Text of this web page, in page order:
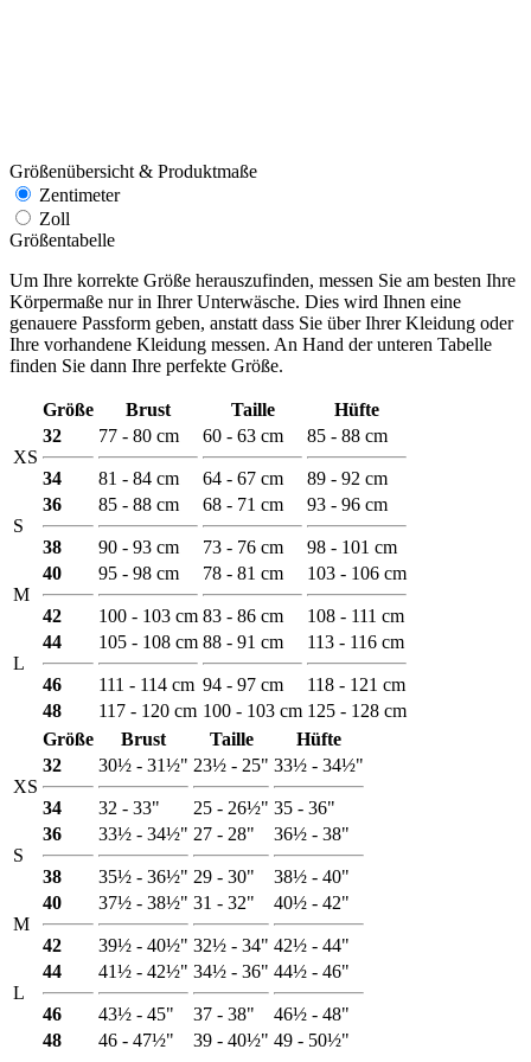
Größenübersicht & Produktmaße
Zentimeter
Zoll
Größentabelle
Um Ihre korrekte Größe herauszufinden, messen Sie am besten Ihre
Körpermaße nur in Ihrer Unterwäsche. Dies wird Ihnen eine
genauere Passform geben, anstatt dass Sie über Ihrer Kleidung oder
Ihre vorhandene Kleidung messen. An Hand der unteren Tabelle
finden Sie dann Ihre perfekte Größe.
Größe Brust Taille Hüfte
XS
32
34
77 - 80 cm
81 - 84 cm
60 - 63 cm
64 - 67 cm
85 - 88 cm
89 - 92 cm
S
36
38
85 - 88 cm
90 - 93 cm
68 - 71 cm
73 - 76 cm
93 - 96 cm
98 - 101 cm
M
40
42
95 - 98 cm
100 - 103 cm
78 - 81 cm
83 - 86 cm
103 - 106 cm
108 - 111 cm
L
44
46
105 - 108 cm
111 - 114 cm
88 - 91 cm
94 - 97 cm
113 - 116 cm
118 - 121 cm
48
117 - 120 cm 100 - 103 cm 125 - 128 cm
Größe
Brust Taille Hüfte
XS
32
34
30½ - 31½"
32 - 33"
23½ - 25"
25 - 26½"
33½ - 34½"
35 - 36"
S
36
38
33½ - 34½"
35½ - 36½"
27 - 28"
29 - 30"
36½ - 38"
38½ - 40"
M
40
42
37½ - 38½"
39½ - 40½"
31 - 32"
32½ - 34"
40½ - 42"
42½ - 44"
L
44
46
41½ - 42½"
43½ - 45"
34½ - 36"
37 - 38"
44½ - 46"
46½ - 48"
48
46 - 47½" 39 - 40½" 49 - 50½"